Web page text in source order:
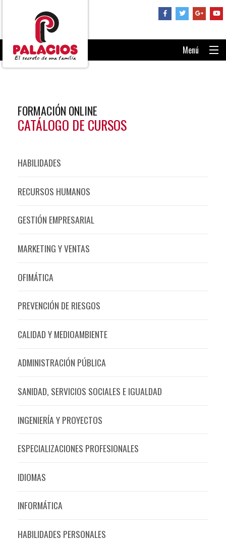
Menú
RECUPERAR CONTRASEÑA
CATÁLOGO DE CURSOS
FORMACIÓN ONLINE
HABILIDADES
RECURSOS HUMANOS
GESTIÓN EMPRESARIAL
MARKETING Y VENTAS
OFIMÁTICA
PREVENCIÓN DE RIESGOS
CALIDAD Y MEDIOAMBIENTE
ADMINISTRACIÓN PÚBLICA
SANIDAD, SERVICIOS SOCIALES E IGUALDAD
INGENIERÍA Y PROYECTOS
ESPECIALIZACIONES PROFESIONALES
IDIOMAS
INFORMÁTICA
HABILIDADES PERSONALES